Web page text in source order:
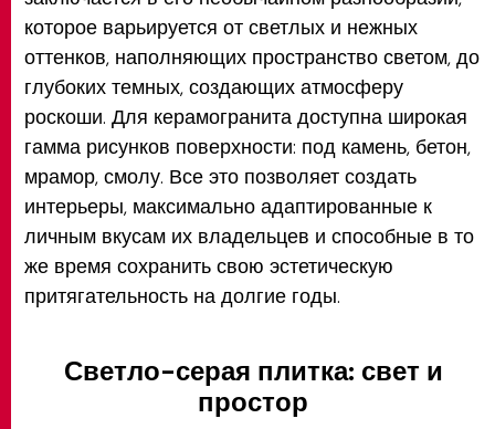
которое варьируется от светлых и нежных
оттенков, наполняющих пространство светом, до
глубоких темных, создающих атмосферу
роскоши. Для керамогранита доступна широкая
гамма рисунков поверхности: под камень, бетон,
мрамор, смолу. Все это позволяет создать
интерьеры, максимально адаптированные к
личным вкусам их владельцев и способные в то
же время сохранить свою эстетическую
притягательность на долгие годы.
Светло-серая плитка: свет и
простор